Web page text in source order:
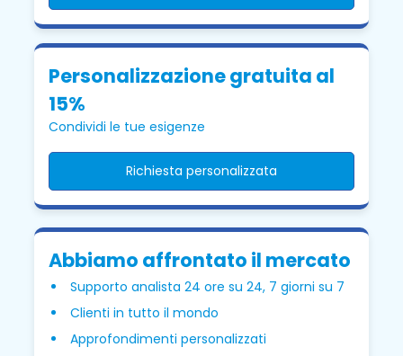
Personalizzazione gratuita al
15%
Condividi le tue esigenze
Richiesta personalizzata
Abbiamo affrontato il mercato
Supporto analista 24 ore su 24, 7 giorni su 7
Clienti in tutto il mondo
Approfondimenti personalizzati